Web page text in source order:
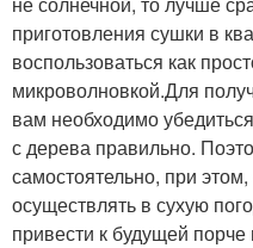
приготовления сушки в
воспользоваться как
микроволновкой.Для
вам необходимо
с дерева правильно.
самостоятельно, при
осуществлять в сухую
привести к будущей порче